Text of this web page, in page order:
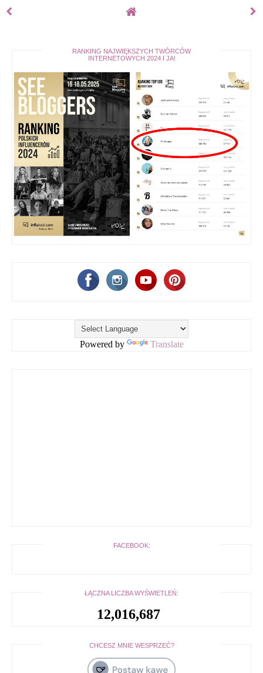
RANKING NAJWIĘKSZYCH TWÓRCÓW
INTERNETOWYCH 2024 I JA!
Powered by Translate
FACEBOOK:
ŁĄCZNA LICZBA WYŚWIETLEŃ:
12,016,687
CHCESZ MNIE WESPRZEĆ?